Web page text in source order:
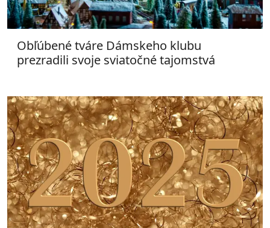
Obľúbené tváre Dámskeho klubu
prezradili svoje sviatočné tajomstvá